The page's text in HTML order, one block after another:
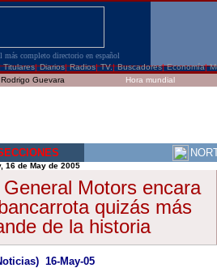
más completo directorio en español
Titulares| Diarios| Radios| TV.|Buscadores|Economía|
Rodrigo Guevara Hora mundial
16 de May de 2005
General Motors encara
quizás más
de la historia
16-May-05